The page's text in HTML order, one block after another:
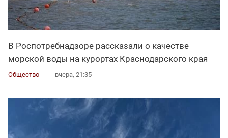
В Роспотребнадзоре рассказали о качестве
морской воды на курортах Краснодарского края
Общество вчера, 21:35